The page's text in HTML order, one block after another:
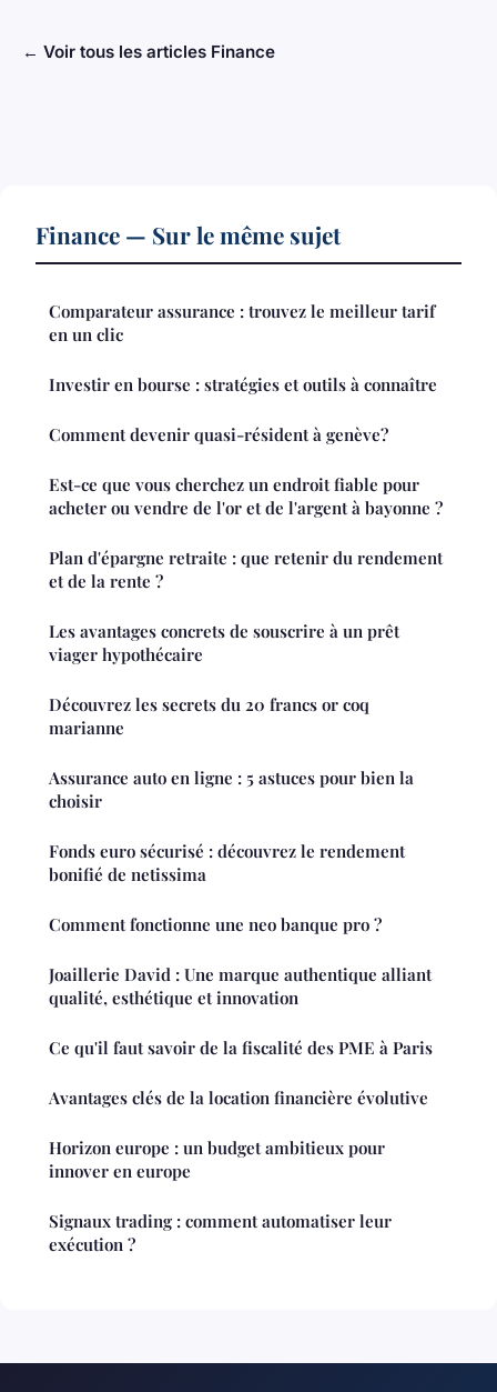
← Voir tous les articles Finance
Finance — Sur le même sujet
Comparateur assurance : trouvez le meilleur tarif
en un clic
Investir en bourse : stratégies et outils à connaître
Comment devenir quasi-résident à genève?
Est-ce que vous cherchez un endroit fiable pour
acheter ou vendre de l'or et de l'argent à bayonne ?
Plan d'épargne retraite : que retenir du rendement
et de la rente ?
Les avantages concrets de souscrire à un prêt
viager hypothécaire
Découvrez les secrets du 20 francs or coq
marianne
Assurance auto en ligne : 5 astuces pour bien la
choisir
Fonds euro sécurisé : découvrez le rendement
bonifié de netissima
Comment fonctionne une neo banque pro ?
Joaillerie David : Une marque authentique alliant
qualité, esthétique et innovation
Ce qu'il faut savoir de la fiscalité des PME à Paris
Avantages clés de la location financière évolutive
Horizon europe : un budget ambitieux pour
innover en europe
Signaux trading : comment automatiser leur
exécution ?